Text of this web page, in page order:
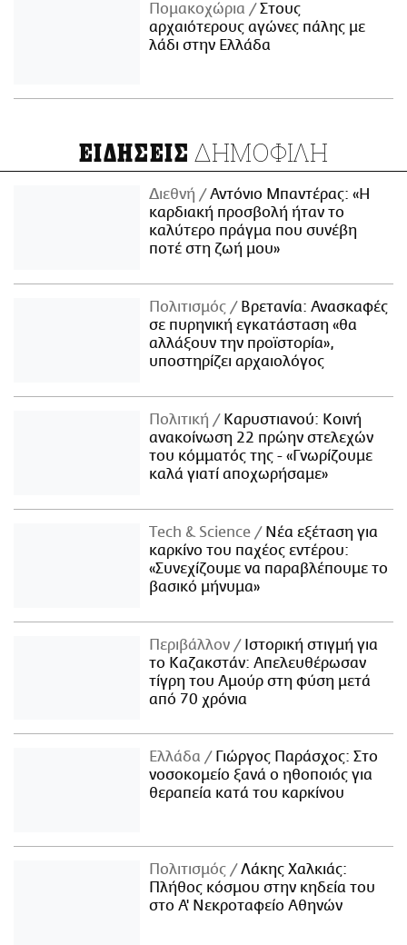
Πομακοχώρια
Στους
αρχαιότερους αγώνες πάλης με
λάδι στην Ελλάδα
ΕΙΔΗΣΕΙΣ ΔΗΜΟΦΙΛΗ
Διεθνή
Αντόνιο Μπαντέρας: «Η
καρδιακή προσβολή ήταν το
καλύτερο πράγμα που συνέβη
ποτέ στη ζωή μου»
Πολιτισμός
Βρετανία: Ανασκαφές
σε πυρηνική εγκατάσταση «θα
αλλάξουν την προϊστορία»,
υποστηρίζει αρχαιολόγος
Πολιτική
Καρυστιανού: Κοινή
ανακοίνωση 22 πρώην στελεχών
του κόμματός της - «Γνωρίζουμε
καλά γιατί αποχωρήσαμε»
Τech & Science
Νέα εξέταση για
καρκίνο του παχέος εντέρου:
«Συνεχίζουμε να παραβλέπουμε το
βασικό μήνυμα»
Περιβάλλον
Ιστορική στιγμή για
το Καζακστάν: Απελευθέρωσαν
τίγρη του Αμούρ στη φύση μετά
από 70 χρόνια
Ελλάδα
Γιώργος Παράσχος: Στο
νοσοκομείο ξανά ο ηθοποιός για
θεραπεία κατά του καρκίνου
Πολιτισμός
Λάκης Χαλκιάς:
Πλήθος κόσμου στην κηδεία του
στο Α' Νεκροταφείο Αθηνών